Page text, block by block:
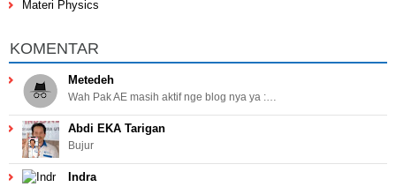
Materi Physics
KOMENTAR
Metedeh
Wah Pak AE masih aktif nge blog nya ya :…
Abdi EKA Tarigan
Bujur
Indra